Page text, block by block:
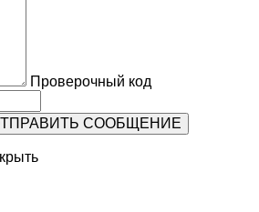
Проверочный код